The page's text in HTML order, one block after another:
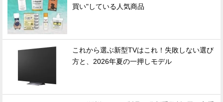
買い"している人気商品
これから選ぶ新型TVはこれ！失敗しない選び
方と、2026年夏の一押しモデル